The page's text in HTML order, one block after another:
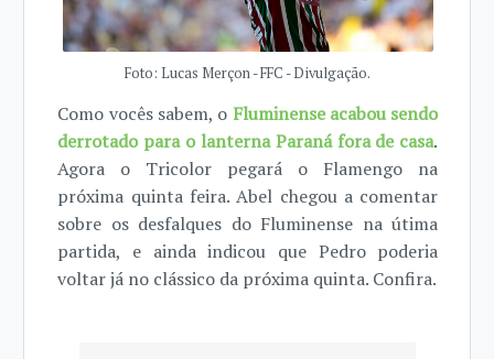
Foto: Lucas Merçon - FFC - Divulgação.
Como vocês sabem, o Fluminense acabou sendo
derrotado para o lanterna Paraná fora de casa.
Agora o Tricolor pegará o Flamengo na
próxima quinta feira. Abel chegou a comentar
sobre os desfalques do Fluminense na útima
partida, e ainda indicou que Pedro poderia
voltar já no clássico da próxima quinta. Confira.